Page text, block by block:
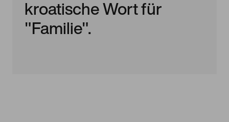
kroatische Wort für
"Familie".